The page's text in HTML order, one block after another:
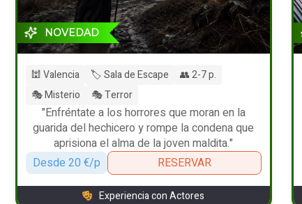
NOVEDAD
🕍 Valencia 🏷️ Sala de Escape
👥 2-7 p.
🎭 Misterio
🎭 Terror
"Enfréntate a los horrores que moran en la
guarida del hechicero y rompe la condena que
aprisiona el alma de la joven maldita."
Desde 20 €/p
RESERVAR
Experiencia con Actores